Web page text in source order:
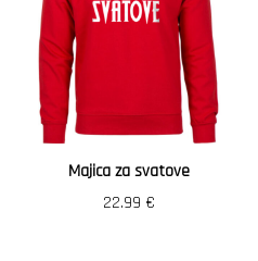
Majica za svatove
22.99 €